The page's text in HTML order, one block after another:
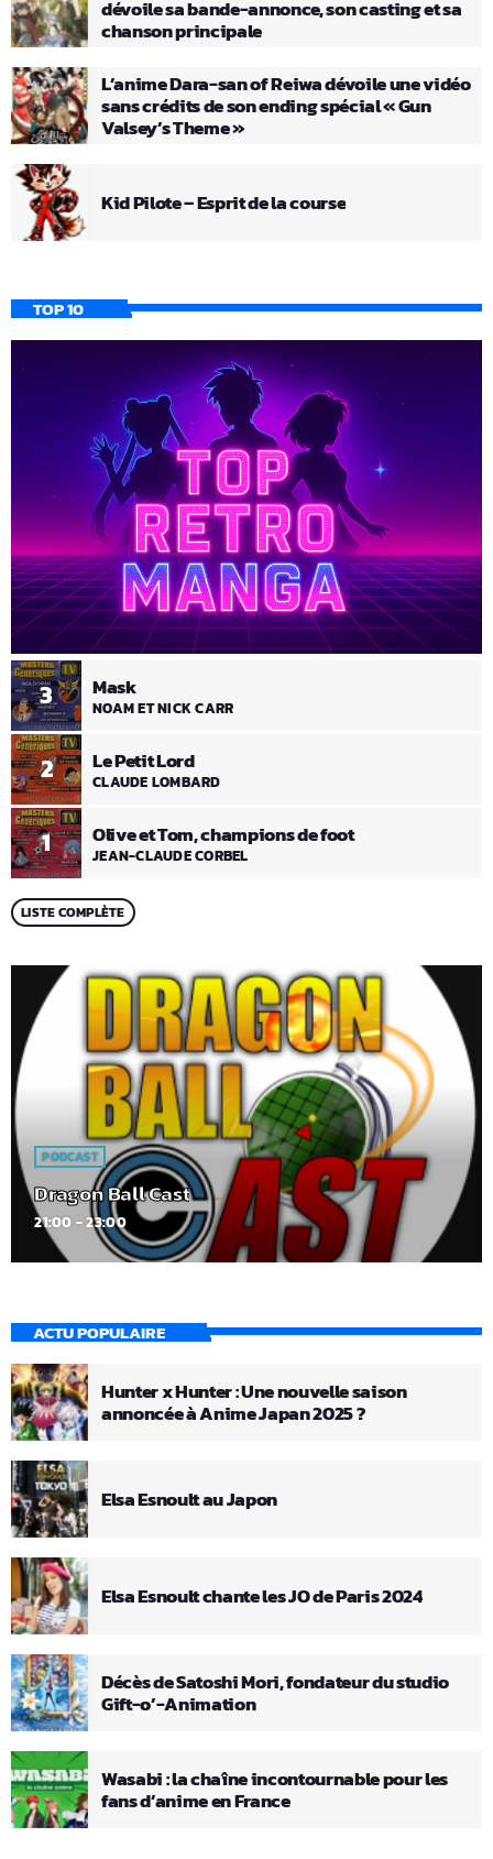
dévoile sa bande-annonce, son casting et sa
chanson principale
L’anime Dara-san of Reiwa dévoile une vidéo
sans crédits de son ending spécial « Gun
Valsey’s Theme »
Kid Pilote – Esprit de la course
TOP 10
1 Olive et Tom, champions de foot
JEAN-CLAUDE CORBEL
2 Le Petit Lord
CLAUDE LOMBARD
3 Mask
NOAM ET NICK CARR
LISTE COMPLÈTE
PODCAST
Dragon Ball Cast
21:00 - 23:00
ACTU POPULAIRE
Hunter x Hunter : Une nouvelle saison
annoncée à Anime Japan 2025 ?
Elsa Esnoult au Japon
Elsa Esnoult chante les JO de Paris 2024
Décès de Satoshi Mori, fondateur du studio
Gift-o’-Animation
Wasabi : la chaîne incontournable pour les
fans d’anime en France